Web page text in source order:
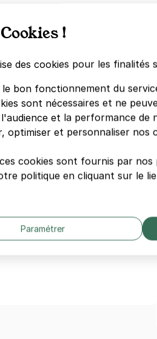
stationnement avant votre
!
des cookies pour les finalités
le bon fonctionnement du
sont nécessaires et ne
et la performance de
optimiser et personnaliser nos
cookies sont fournis par
politique en cliquant sur le
Paramétrer